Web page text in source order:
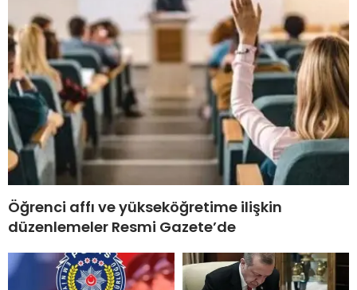
Öğrenci affı ve yükseköğretime ilişkin
düzenlemeler Resmi Gazete’de